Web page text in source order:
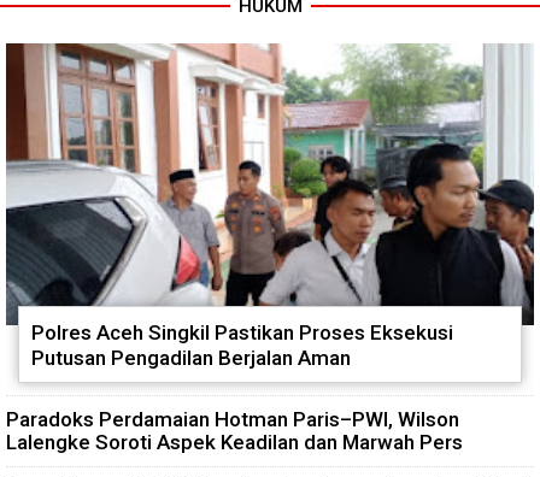
HUKUM
Polres Aceh Singkil Pastikan Proses Eksekusi
Putusan Pengadilan Berjalan Aman
Paradoks Perdamaian Hotman Paris–PWI, Wilson
Lalengke Soroti Aspek Keadilan dan Marwah Pers